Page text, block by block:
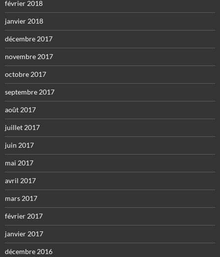
février 2018
janvier 2018
décembre 2017
novembre 2017
octobre 2017
septembre 2017
août 2017
juillet 2017
juin 2017
mai 2017
avril 2017
mars 2017
février 2017
janvier 2017
décembre 2016